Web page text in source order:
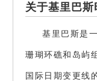
关于基里巴斯
基里巴斯是
珊瑚环礁和岛屿
国际日期变更线